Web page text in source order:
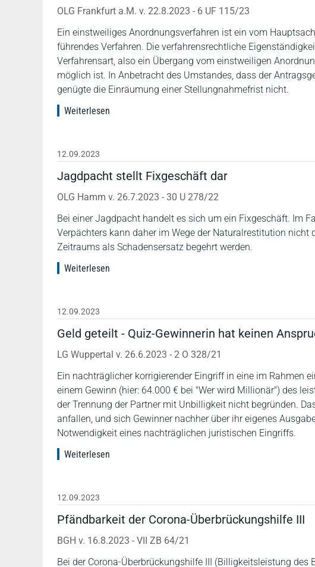
OLG Frankfurt a.M. v. 22.8.2023 - 6 UF 115/23
Ein einstweiliges Anordnungsverfahren ist ein vom
führendes Verfahren. Die verfahrensrechtliche
Verfahrensart, also ein Übergang vom einstweiligen
möglich ist. In Anbetracht des Umstandes, dass der
genügte die Einräumung einer Stellungnahmefrist nicht.
Weiterlesen
12.09.2023
Jagdpacht stellt Fixgeschäft dar
OLG Hamm v. 26.7.2023 - 30 U 278/22
Bei einer Jagdpacht handelt es sich um ein Fixgeschäft. Im
Verpächters kann daher im Wege der Naturalrestitution nicht
Zeitraums als Schadensersatz begehrt werden.
Weiterlesen
12.09.2023
Geld geteilt - Quiz-Gewinnerin hat keinen
LG Wuppertal v. 26.6.2023 - 2 O 328/21
Ein nachträglicher korrigierender Eingriff in eine im Rahmen
einem Gewinn (hier: 64.000 € bei "Wer wird Millionär") des
der Trennung der Partner mit Unbilligkeit nicht begründen.
anfallen, und sich Gewinner nachher über ihr eigenes
Notwendigkeit eines nachträglichen juristischen Eingriffs.
Weiterlesen
12.09.2023
Pfändbarkeit der Corona-Überbrückungshilfe III
BGH v. 16.8.2023 - VII ZB 64/21
Bei der Corona-Überbrückungshilfe III (Billigkeitsleistung